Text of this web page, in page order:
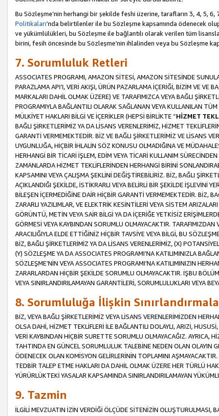
Bu Sözleşme’nin herhangi bir şekilde feshi üzerine, tarafların 3, 4, 5,
Politikaları’nda belirtilenler ile bu Sözleşme kapsamında ödenecek
ve yükümlülükleri, bu Sözleşme ile bağlantılı olarak verilen tüm
birini, fesih öncesinde bu Sözleşme’nin ihlalinden veya bu Sözleşme
7. Sorumluluk Retleri
ASSOCIATES PROGRAMI, AMAZON SİTESİ, AMAZON SİTESİNDE
PARAZLAMA API’I, VERİ AKIŞI, ÜRÜN PAZARLAMA İÇERİĞİ, BİZİM VE VE
MARKALARI DAHİL OLMAK ÜZERE) VE TARAFIMIZCA VEYA BAĞLI
PROGRAMIYLA BAĞLANTILI OLARAK SAĞLANAN VEYA KULLANILAN
MÜLKİYET HAKLARI BİLGİ VE İÇERİKLER (HEPSİ BİRLİKTE “HİZMET
BAĞLI ŞİRKETLERİMİZ YA DA LİSANS VERENLERİMİZ, HİZMET
GARANTİ VERMEMEKTEDİR. BİZ VE BAĞLI ŞİRKETLERİMİZ VE LİSANS
UYGUNLUĞA, HİÇBİR İHLALİN SÖZ KONUSU OLMADIĞINA VE
HERHANGİ BİR TİCARİ İŞLEM, EDİM VEYA TİCARİ KULLANIM
ZAMANLARDA HİZMET TEKLİFLERİNDEN HERHANGİ BİRİNİ
KAPSAMINI VEYA ÇALIŞMA ŞEKLİNİ DEĞİŞTİREBİLİRİZ. BİZ, BAĞLI
AÇIKLANDIĞI ŞEKİLDE, İSTİKRARLI VEYA BELİRLİ BİR ŞEKİLDE İŞLEVİNİ
BİLEŞEN İÇERMEDİĞİNE DAİR HİÇBİR GARANTİ VERMEMEKTEDİR. BİZ,
ZARARLI YAZILIMLAR, VE ELEKTRİK KESİNTİLERİ VEYA SİSTEM
GÖRÜNTÜ, METİN VEYA SAİR BİLGİ YA DA İÇERİĞE YETKİSİZ
GÖRMESİ VEYA KAYBINDAN SORUMLU OLMAYACAKTIR.
ARACILIĞIYLA ELDE ETTİĞİNİZ HİÇBİR TAVSİYE VEYA BİLGİ, BU
BİZ, BAĞLI ŞİRKETLERİMİZ YA DA LİSANS VERENLERİMİZ, (X)
(Y) SÖZLEŞME YA DA ASSOCIATES PROGRAMI’NA KATILIMINIZLA
SÖZLEŞME’NİN VEYA ASSOCIATES PROGRAMI’NA KATILIMINIZIN
ZARARLARDAN HİÇBİR ŞEKİLDE SORUMLU OLMAYACAKTIR. İŞBU
VEYA SINIRLANDIRILAMAYAN GARANTİLERİ, SORUMLULUKLARI VEYA
8. Sorumluluğa İlişkin
BİZ, VEYA BAĞLI ŞİRKETLERİMİZ VEYA LİSANS VERENLERİMİZDEN
OLSA DAHİ, HİZMET TEKLİFLERİ İLE BAĞLANTILI DOLAYLI, ARIZİ,
VERİ KAYBINDAN HİÇBİR SURETTE SORUMLU OLMAYACAĞIZ. AYRICA,
TAHTINDA EN GÜNCEL SORUMLULUK TALEBİNE NEDEN OLAN OLAYIN
ÖDENECEK OLAN KOMİSYON GELİRLERİNİN TOPLAMINI
TEDBİR TALEP ETME HAKLARI DA DAHİL OLMAK ÜZERE HER TÜRLÜ
YÜRÜRLÜKTEKİ YASALAR KAPSAMINDA SINIRLANDIRILAMAYAN
9. Tazmin
İLGİLİ MEVZUATIN İZİN VERDİĞİ ÖLÇÜDE SİTENİZİN OLUŞTURULMASI,